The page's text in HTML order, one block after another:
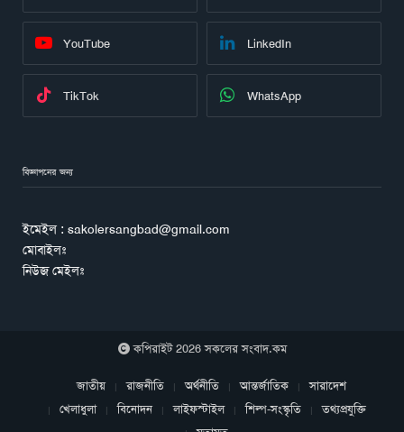
YouTube LinkedIn
TikTok WhatsApp
বিজ্ঞাপনের জন্য
ইমেইল : sakolersangbad@gmail.com
মোবাইলঃ
নিউজ মেইলঃ
কপিরাইট 2026 সকলের সংবাদ.কম
জাতীয় রাজনীতি অর্থনীতি আন্তর্জাতিক
সারাদেশ
খেলাধুলা
বিনোদন লাইফস্টাইল শিল্প-সংস্কৃতি
তথ্যপ্রযুক্তি